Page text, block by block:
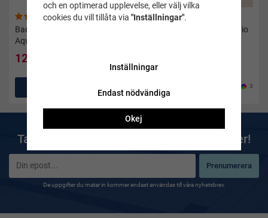
(50)
Badtofflor Gabo svart -
Aquarapid
127 kr
Flipflops dam guld - Antonio
Köp 3
Ta del av våra bästa erbjudanden & nyheter!
Prenumerera
De uppgifter du matar in kommer endast användas till våra nyhetsbrev.
och en optimerad upplevelse, eller välj vilka
cookies du vill tillåta via "Inställningar".
Inställningar
Endast nödvändiga
Okej